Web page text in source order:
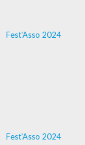
Fest'Asso 2024
Fest'Asso 2024